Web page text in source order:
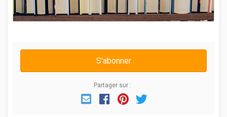
S'abonner
Partager sur :
EmailFacebook
Pinterest